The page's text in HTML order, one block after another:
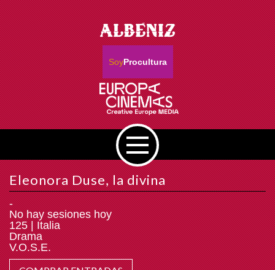
SoyProcultura
Eleonora Duse, la divina
-
No hay sesiones hoy
125 | Italia
Drama
V.O.S.E.